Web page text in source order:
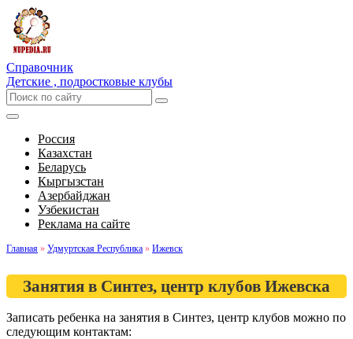
Справочник
Детские , подростковые клубы
Россия
Казахстан
Беларусь
Кыргызстан
Азербайджан
Узбекистан
Реклама на сайте
Главная » Удмуртская Республика » Ижевск
Занятия в Синтез, центр клубов Ижевска
Записать ребенка на занятия в Синтез, центр клубов можно по
следующим контактам: